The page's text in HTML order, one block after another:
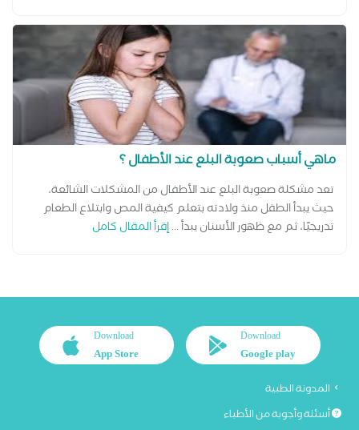
ماهي أسباب صعوبة البلع عند الأطفال ؟
تعد مشكلة صعوبة البلع عند الأطفال من المشكلات الشائعة،
حيث يبدأ الطفل منذ ولادته بتعلم كيفية المص وابتلاع الطعام
تدريجيًا، ثم مع ظهور الأسنان يبدأ ...إقرأ المقال كامل
Download
Google play
Download
App Store
المدونة الطبية
أسئلة وأجوبة من الأطباء